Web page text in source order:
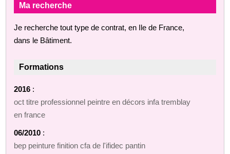
Ma recherche
Je recherche tout type de contrat, en Ile de France,
dans le Bâtiment.
Formations
2016 :
oct titre professionnel peintre en décors infa tremblay
en france
06/2010 :
bep peinture finition cfa de l'ifidec pantin